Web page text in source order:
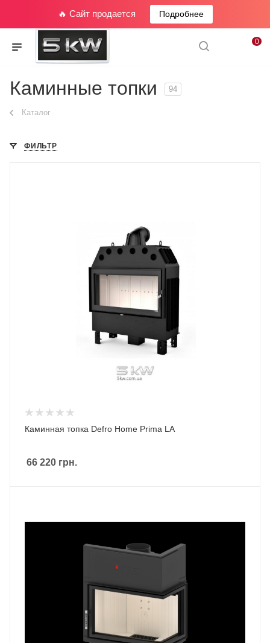
🔥 Сайт продается Подробнее
0
Каминные топки 94
Каталог
ФИЛЬТР
Каминная топка Defro Home Prima LA
66 220 грн.